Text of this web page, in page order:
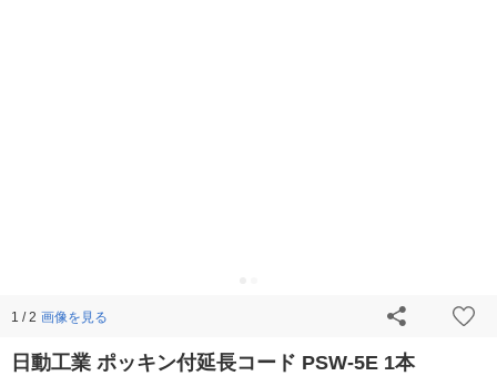
1 / 2 画像を見る
日動工業 ポッキン付延長コード PSW-5E 1本